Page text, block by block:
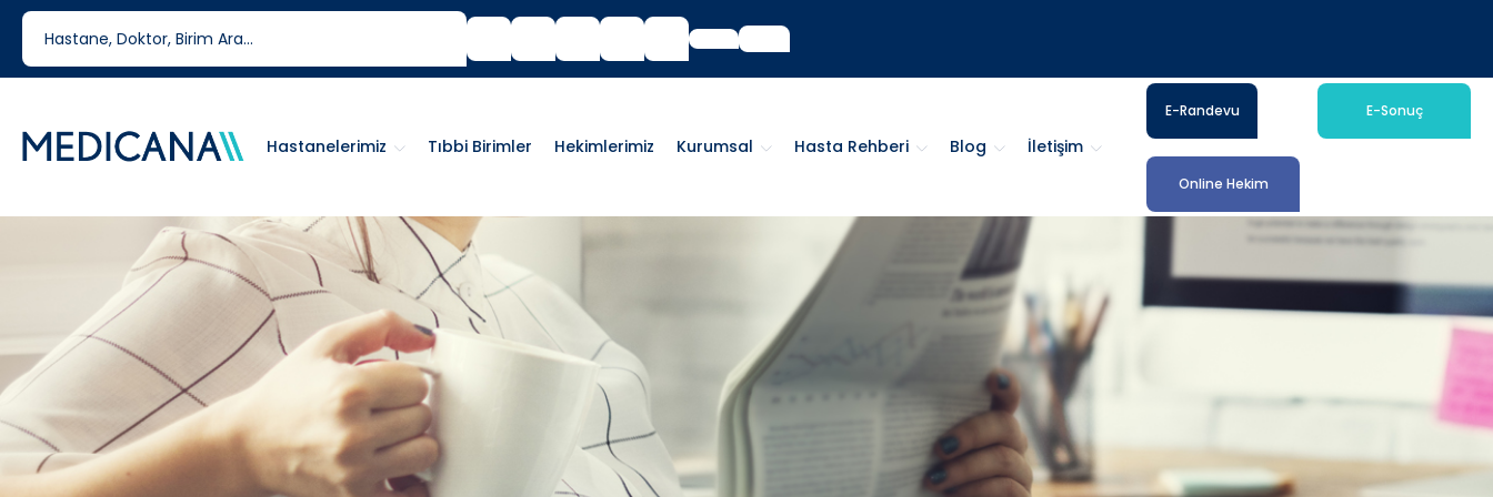
444 6 334
Tıbbi Birimler Hekimlerimiz Kurumsal Hasta Rehberi Blog İletişim
Hastanelerimiz
E-Randevu E-Sonuç
Online Hekim